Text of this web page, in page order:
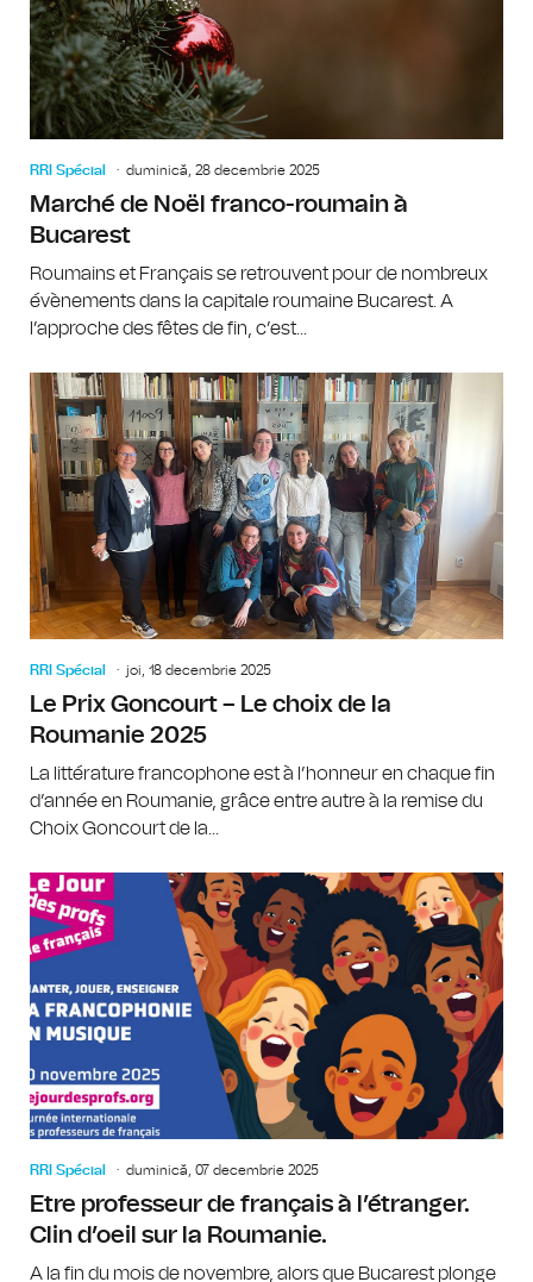
RRI Spécial duminică, 28 decembrie 2025
Marché de Noël franco-roumain à
Bucarest
Roumains et Français se retrouvent pour de nombreux
évènements dans la capitale roumaine Bucarest. A
l’approche des fêtes de fin, c’est...
RRI Spécial joi, 18 decembrie 2025
Le Prix Goncourt – Le choix de la
Roumanie 2025
La littérature francophone est à l’honneur en chaque fin
d’année en Roumanie, grâce entre autre à la remise du
Choix Goncourt de la...
RRI Spécial duminică, 07 decembrie 2025
Etre professeur de français à l’étranger.
Clin d’oeil sur la Roumanie.
A la fin du mois de novembre, alors que Bucarest plonge